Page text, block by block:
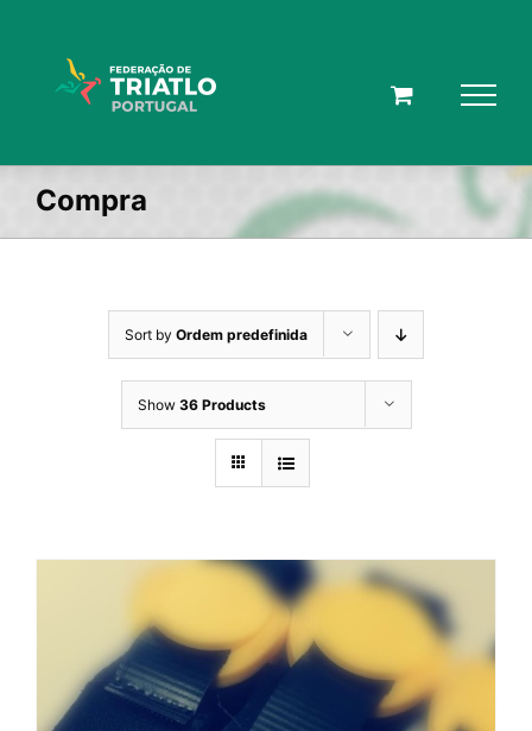
Compra
Sort by Ordem predefinida
Show 36 Products